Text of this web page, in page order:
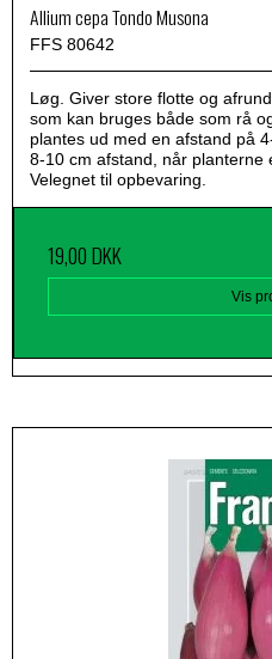
Allium cepa Tondo Musona
FFS 80642
Løg. Giver store flotte og
som kan bruges både som rå
plantes ud med en afstand på
8-10 cm afstand, når planterne
Velegnet til opbevaring.
19,00 DKK
Vis